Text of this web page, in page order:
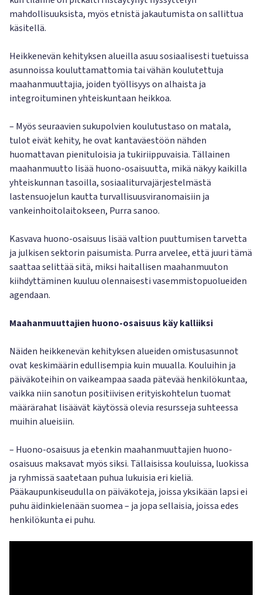
mahdollisuuksista, myös etnistä jakautumista on sallittua
käsitellä.
Heikkenevän kehityksen alueilla asuu sosiaalisesti tuetuissa
asunnoissa kouluttamattomia tai vähän koulutettuja
maahanmuuttajia, joiden työllisyys on alhaista ja
integroituminen yhteiskuntaan heikkoa.
– Myös seuraavien sukupolvien koulutustaso on matala,
tulot eivät kehity, he ovat kantaväestöön nähden
huomattavan pienituloisia ja tukiriippuvaisia. Tällainen
maahanmuutto lisää huono-osaisuutta, mikä näkyy kaikilla
yhteiskunnan tasoilla, sosiaaliturvajärjestelmästä
lastensuojelun kautta turvallisuusviranomaisiin ja
vankeinhoitolaitokseen, Purra sanoo.
Kasvava huono-osaisuus lisää valtion puuttumisen tarvetta
ja julkisen sektorin paisumista. Purra arvelee, että juuri tämä
saattaa selittää sitä, miksi haitallisen maahanmuuton
kiihdyttäminen kuuluu olennaisesti vasemmistopuolueiden
agendaan.
Maahanmuuttajien huono-osaisuus käy kalliiksi
Näiden heikkenevän kehityksen alueiden omistusasunnot
ovat keskimäärin edullisempia kuin muualla. Kouluihin ja
päiväkoteihin on vaikeampaa saada pätevää henkilökuntaa,
vaikka niin sanotun positiivisen erityiskohtelun tuomat
määrärahat lisäävät käytössä olevia resursseja suhteessa
muihin alueisiin.
– Huono-osaisuus ja etenkin maahanmuuttajien huono-
osaisuus maksavat myös siksi. Tällaisissa kouluissa, luokissa
ja ryhmissä saatetaan puhua lukuisia eri kieliä.
Pääkaupunkiseudulla on päiväkoteja, joissa yksikään lapsi ei
puhu äidinkielenään suomea – ja jopa sellaisia, joissa edes
henkilökunta ei puhu.